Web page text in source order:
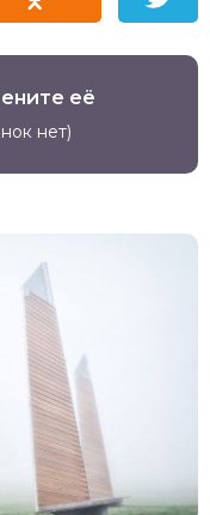
её
нет)